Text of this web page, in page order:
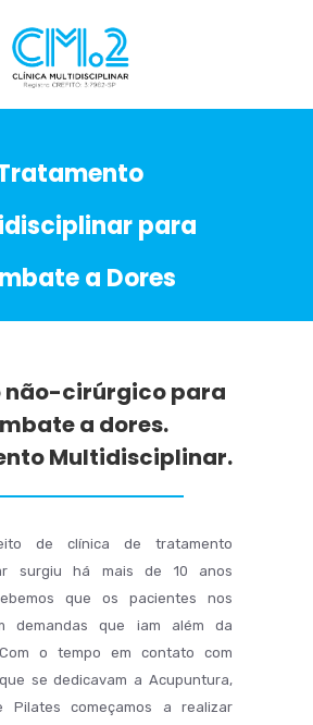
para
a Dores
não-cirúrgico para
a dores.
Multidisciplinar.
de clínica de tratamento
surgiu há mais de 10 anos
que os pacientes nos
demandas que iam além da
o tempo em contato com
se dedicavam a Acupuntura,
Pilates começamos a realizar